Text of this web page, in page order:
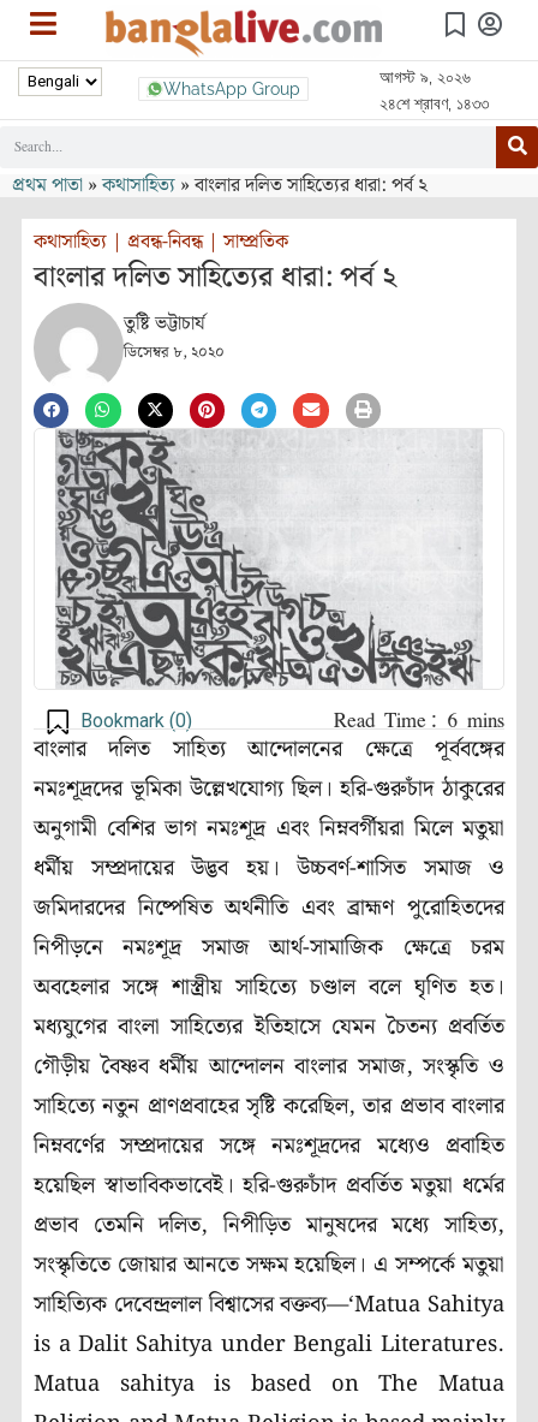
WhatsApp Group
আগস্ট ৯, ২০২৬
২৪শে শ্রাবণ, ১৪৩৩
প্রথম পাতা »কথাসাহিত্য »বাংলার দলিত সাহিত্যের ধারা: পর্ব ২
কথাসাহিত্য | প্রবন্ধ-নিবন্ধ|সাম্প্রতিক
বাংলার দলিত সাহিত্যের ধারা: পর্ব ২
তুষ্টি ভট্টাচার্য
ডিসেম্বর ৮, ২০২০
Bookmark (0)
বাংলার দলিত সাহিত্য আন্দোলনের ক্ষেত্রে পূর্ববঙ্গের
নমঃশূদ্রদের ভূমিকা উল্লেখযোগ্য ছিল। হরি-গুরুচাঁদ ঠাকুরের
অনুগামী বেশির ভাগ নমঃশূদ্র এবং নিম্নবর্গীয়রা মিলে মতুয়া
ধর্মীয় সম্প্রদায়ের উদ্ভব হয়। উচ্চবর্ণ-শাসিত সমাজ ও
জমিদারদের নিষ্পেষিত অর্থনীতি এবং ব্রাহ্মণ পুরোহিতদের
নিপীড়নে নমঃশূদ্র সমাজ আর্থ-সামাজিক ক্ষেত্রে চরম
অবহেলার সঙ্গে শাস্ত্রীয় সাহিত্যে চণ্ডাল বলে ঘৃণিত হত।
মধ্যযুগের বাংলা সাহিত্যের ইতিহাসে যেমন চৈতন্য প্রবর্তিত
গৌড়ীয় বৈষ্ণব ধর্মীয় আন্দোলন বাংলার সমাজ, সংস্কৃতি ও
সাহিত্যে নতুন প্রাণপ্রবাহের সৃষ্টি করেছিল, তার প্রভাব বাংলার
নিম্নবর্ণের সম্প্রদায়ের সঙ্গে নমঃশূদ্রদের মধ্যেও প্রবাহিত
হয়েছিল স্বাভাবিকভাবেই। হরি-গুরুচাঁদ প্রবর্তিত মতুয়া ধর্মের
প্রভাব তেমনি দলিত, নিপীড়িত মানুষদের মধ্যে সাহিত্য,
সংস্কৃতিতে জোয়ার আনতে সক্ষম হয়েছিল। এ সম্পর্কে মতুয়া
সাহিত্যিক দেবেন্দ্রলাল বিশ্বাসের বক্তব্য—‘Matua Sahitya
is a Dalit Sahitya under Bengali Literatures.
Matua sahitya is based on The Matua